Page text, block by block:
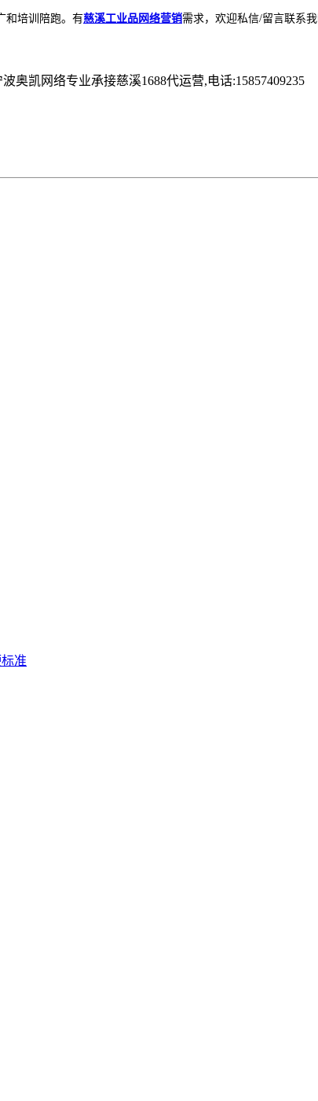
和培训陪跑。有慈溪工业品网络营销需求，欢迎私信/留言联系
奥凯网络专业承接慈溪1688代运营,电话:15857409235
准